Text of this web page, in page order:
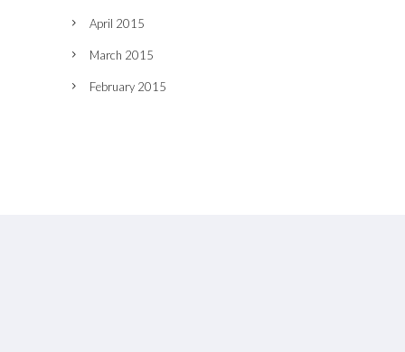
April 2015
March 2015
February 2015